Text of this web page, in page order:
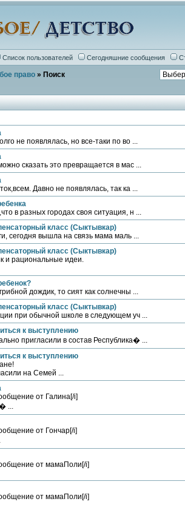
Список пользователей Сегодняшние сообщения
право» Поиск
не появлялась, но все-таки по во ...
сказать это превращается в мас ...
Давно не появлялась, так ка ...
в разных городах своя ситуация, н ...
класс (Сыктывкар)
сегодня вышла на связь мама маль ...
класс (Сыктывкар)
и рациональные идеи.
дождик, то сият как солнечны ...
класс (Сыктывкар)
при обычной школе в следующем уч ...
к выступлению
пригласили в состав Республика� ...
к выступлению
на Семей ...
от Галина[/i]
...
от Гончар[/i]
от мамаПоли[/i]
от мамаПоли[/i]